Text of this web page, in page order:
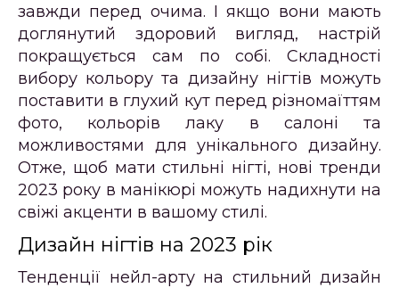
завжди перед очима. І якщо вони мають
доглянутий здоровий вигляд, настрій
покращується сам по собі. Складності
вибору кольору та дизайну нігтів можуть
поставити в глухий кут перед різномаїттям
фото, кольорів лаку в салоні та
можливостями для унікального дизайну.
Отже, щоб мати стильні нігті, нові тренди
2023 року в манікюрі можуть надихнути на
свіжі акценти в вашому стилі.
Дизайн нігтів на 2023 рік
Тенденції нейл-арту на стильний дизайн